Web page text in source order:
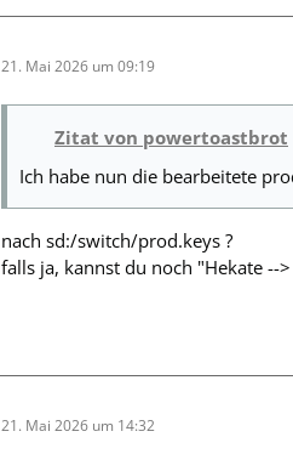
21. Mai 2026 um 09:19
Zitat von powertoastbrot
Ich habe nun die bearbeitete
nach sd:/switch/prod.keys ?
falls ja, kannst du noch "Hekate --
21. Mai 2026 um 14:32